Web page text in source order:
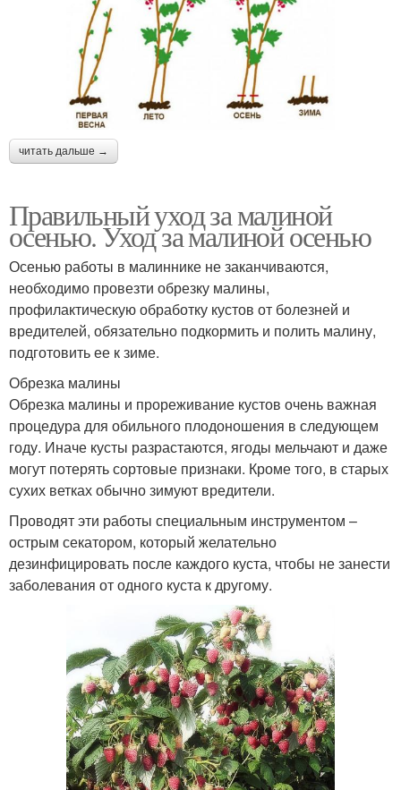
читать дальше →
Правильный уход за малиной
осенью. Уход за малиной осенью
Осенью работы в малиннике не заканчиваются,
необходимо провезти обрезку малины,
профилактическую обработку кустов от болезней и
вредителей, обязательно подкормить и полить малину,
подготовить ее к зиме.
Обрезка малины
Обрезка малины и прореживание кустов очень важная
процедура для обильного плодоношения в следующем
году. Иначе кусты разрастаются, ягоды мельчают и даже
могут потерять сортовые признаки. Кроме того, в старых
сухих ветках обычно зимуют вредители.
Проводят эти работы специальным инструментом –
острым секатором, который желательно
дезинфицировать после каждого куста, чтобы не занести
заболевания от одного куста к другому.